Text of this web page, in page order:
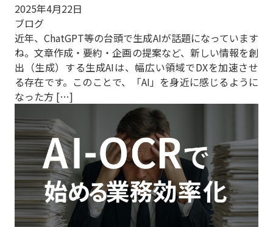
2025年4月22日
ブログ
近年、ChatGPT等の台頭で生成AIが話題になっています
ね。文章作成・要約・企画の提案など、新しい情報を創
出（生成）する生成AIは、幅広い領域でDXを加速させ
る存在です。このことで、「AI」を身近に感じるように
なった方 […]